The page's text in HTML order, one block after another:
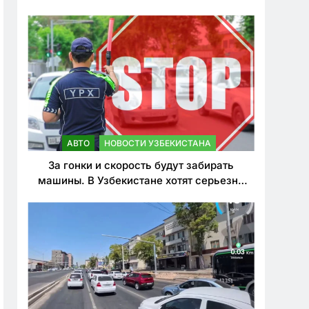
АВТО НОВОСТИ УЗБЕКИСТАНА
За гонки и скорость будут забирать
машины. В Узбекистане хотят серьезно